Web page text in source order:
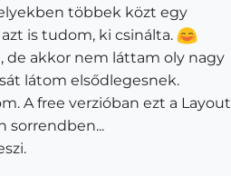
többek közt egy
is tudom, ki csinálta.
de akkor nem láttam oly nagy
látom elsődlegesnek.
A free verzióban ezt a Layout
sorrendben...